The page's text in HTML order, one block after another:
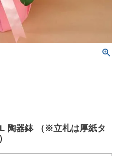
陶器鉢 （※立札は厚紙タ